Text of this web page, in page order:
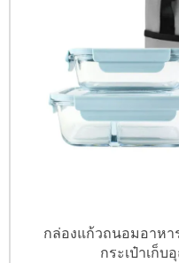
กล่องแก้วถนอมอาหา
กระเป๋าเก็